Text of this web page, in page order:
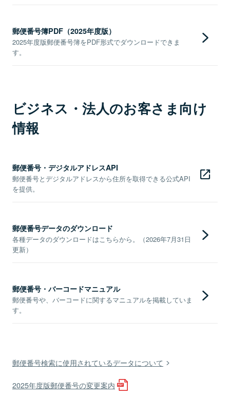
郵便番号簿PDF（2025年度版）
2025年度版郵便番号簿をPDF形式でダウンロードできま
す。
ビジネス・法人のお客さま向け
情報
郵便番号・デジタルアドレスAPI
郵便番号とデジタルアドレスから住所を取得できる公式API
を提供。
郵便番号データのダウンロード
各種データのダウンロードはこちらから。（2026年7月31日
更新）
郵便番号・バーコードマニュアル
郵便番号や、バーコードに関するマニュアルを掲載していま
す。
郵便番号検索に使用されているデータについて
2025年度版郵便番号の変更案内